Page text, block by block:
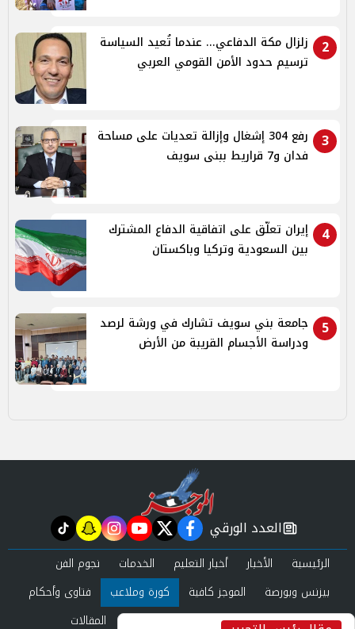
2
زلزال مكة الدفاعي... عندما تُعيد السياسة
ترسيم حدود الأمن القومي العربي
3
رفع 304 إشغال وإزالة تعديات على مساحة
فدان و7 قراريط ببنى سويف
4
إيران تعلّق على اتفاقية الدفاع المشترك
بين السعودية وتركيا وباكستان
5
جامعة بني سويف تشارك في ورشة لرصد
ودراسة الأجسام القريبة من الأرض
newspaper
العدد الورقي facebook
twitter
youtube
instagram
snapchat
tiktok
الرئيسية الأخبار أخبار التعليم الخدمات
نجوم الفن
بيزنس وبورصة
الموجز كافية كورة وملاعب
فتاوى وأحكام
صحة وجمال
عرب وعالم حوادث ومحاكم المقالات